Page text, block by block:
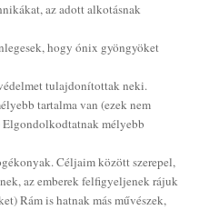
az adott alkotásnak
hogy ónix gyöngyöket
tulajdonítottak neki.
tartalma van (ezek nem
mélyebb
Céljaim között szerepel,
az emberek felfigyeljenek rájuk
Rám is hatnak más művészek,